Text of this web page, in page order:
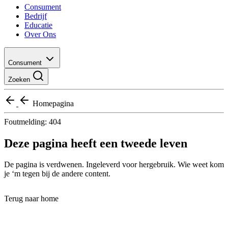
Consument
Bedrijf
Educatie
Over Ons
Consument
Zoeken
Homepagina
Foutmelding: 404
Deze pagina heeft een tweede leven
De pagina is verdwenen. Ingeleverd voor hergebruik. Wie weet kom
je ‘m tegen bij de andere content.
Terug naar home